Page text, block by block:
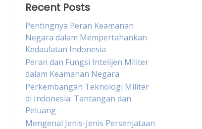
Recent Posts
Pentingnya Peran Keamanan
Negara dalam Mempertahankan
Kedaulatan Indonesia
Peran dan Fungsi Intelijen Militer
dalam Keamanan Negara
Perkembangan Teknologi Militer
di Indonesia: Tantangan dan
Peluang
Mengenal Jenis-Jenis Persenjataan